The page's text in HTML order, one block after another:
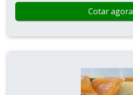
Cotar agora